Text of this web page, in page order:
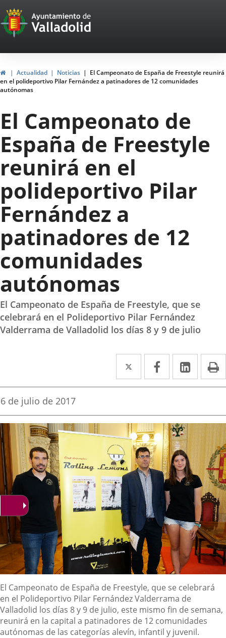
Portal
Web
del
Ayuntamiento
de
Valladolid
HomeActualidad Noticias
El Campeonato de España de Freestyle reunirá
en el polideportivo Pilar Fernández a patinadores de 12 comunidades
autónomas
El Campeonato de
España de Freestyle
reunirá en el
polideportivo Pilar
Fernández a
patinadores de 12
comunidades
autónomas
El Campeonato de España de Freestyle, que se
celebrará en el Polideportivo Pilar Fernández
Valderrama de Valladolid los días 8 y 9 de julio
Twitter
Enlace
a
aplicación
externa.
Facebook
Enlace
a
aplicación
externa.
Enlace
a
Fecha
la
noticia
6 de julio de 2017
Descripción
El Campeonato de España de Freestyle, que se celebrará
en el Polideportivo Pilar Fernández Valderrama de
Valladolid los días 8 y 9 de julio, este mismo fin de semana,
reunirá en la capital a patinadores de 12 comunidades
autónomas de las categorías alevín, infantil y juvenil.